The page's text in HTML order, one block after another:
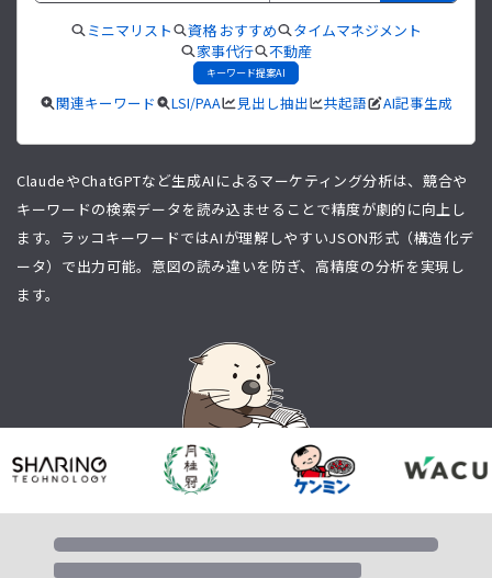
ミニマリスト 資格 おすすめ
タイムマネジメント
家事代行
不動産
キーワード提案AI
関連キーワード LSI/PAA 見出し抽出 共起語 AI記事生成
ClaudeやChatGPTなど生成AIによるマーケティング分析は、競合や
キーワードの検索データを読み込ませることで精度が劇的に向上し
ます。ラッコキーワードではAIが理解しやすいJSON形式（構造化デ
ータ）で出力可能。意図の読み違いを防ぎ、高精度の分析を実現し
ます。